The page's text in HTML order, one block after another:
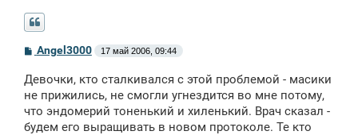
С
б
щ
н
и
Angel3000 17 май 2006, 09:44
Девочки, кто сталкивался с этой проблемой - масики
не прижились, не смогли угнездится во мне потому,
что эндомерий тоненький и хиленький. Врач сказал -
будем его выращивать в новом протоколе. Те кто